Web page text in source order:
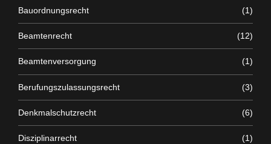
Bauordnungsrecht (1)
Beamtenrecht (12)
Beamtenversorgung (1)
Berufungszulassungsrecht (3)
Denkmalschutzrecht (6)
Disziplinarrecht (1)